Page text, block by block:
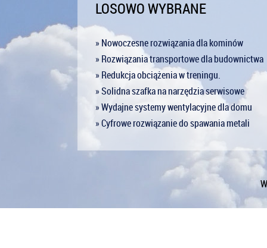
LOSOWO WYBRANE
» Nowoczesne rozwiązania dla kominów
» Rozwiązania transportowe dla budownictwa
» Redukcja obciążenia w treningu.
» Solidna szafka na narzędzia serwisowe
» Wydajne systemy wentylacyjne dla domu
» Cyfrowe rozwiązanie do spawania metali